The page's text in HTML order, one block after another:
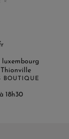
luxembourg
Thionville
BOUTIQUE
18h30